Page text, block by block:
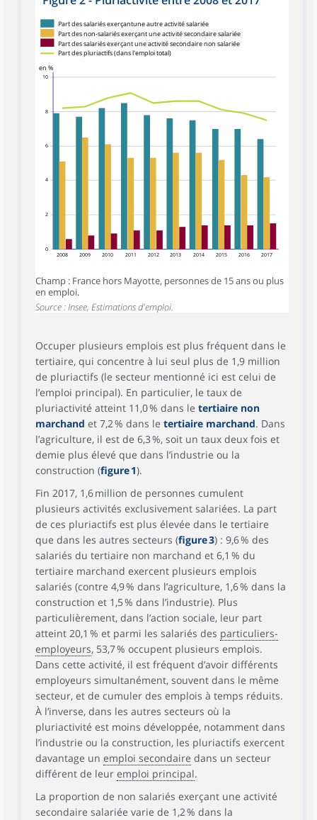
0
2
4
6
8
10
en %
2008 2009 2010 2011 2012 2013 2014 2015 2016 2017
Part des salariés exerçantune autre activité salariée
Part des non-salariés exerçant une activité secondaire salariée
Part des salariés exerçant une activité secondaire non salariée
Part des pluriactifs (dans l'emploi total)
Champ : France hors Mayotte, personnes de 15 ans ou plus
en emploi.
Source : Insee, Estimations d'emploi.
Occuper plusieurs emplois est plus fréquent dans le
tertiaire, qui concentre à lui seul plus de 1,9 million
de pluriactifs (le secteur mentionné ici est celui de
l’emploi principal). En particulier, le taux de
pluriactivité atteint 11,0 % dans le tertiaire non
marchand et 7,2 % dans le tertiaire marchand. Dans
l’agriculture, il est de 6,3 %, soit un taux deux fois et
demie plus élevé que dans l’industrie ou la
construction (figure 1).
Fin 2017, 1,6 million de personnes cumulent
plusieurs activités exclusivement salariées. La part
de ces pluriactifs est plus élevée dans le tertiaire
que dans les autres secteurs (figure 3) : 9,6 % des
salariés du tertiaire non marchand et 6,1 % du
tertiaire marchand exercent plusieurs emplois
salariés (contre 4,9 % dans l’agriculture, 1,6 % dans la
construction et 1,5 % dans l’industrie). Plus
particulièrement, dans l’action sociale, leur part
atteint 20,1 % et parmi les salariés des particuliers-
employeurs, 53,7 % occupent plusieurs emplois.
Dans cette activité, il est fréquent d’avoir différents
employeurs simultanément, souvent dans le même
secteur, et de cumuler des emplois à temps réduits.
À l’inverse, dans les autres secteurs où la
pluriactivité est moins développée, notamment dans
l’industrie ou la construction, les pluriactifs exercent
davantage un emploi secondaire dans un secteur
différent de leur emploi principal.
La proportion de non salariés exerçant une activité
secondaire salariée varie de 1,2 % dans la